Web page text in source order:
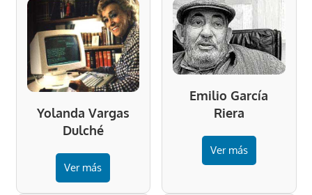
Yolanda Vargas
Dulché
Ver más
Emilio García
Riera
Ver más